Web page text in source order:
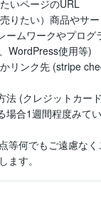
いページのURL
りたい）商品やサ
ームワークやプログ
WordPress使用等)
リンク先 (stripe
法 (クレジットカー
場合1週間程度みて
等何でもご遠慮なく
ます。